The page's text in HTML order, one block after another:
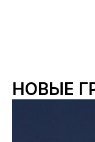
НОВЫЕ